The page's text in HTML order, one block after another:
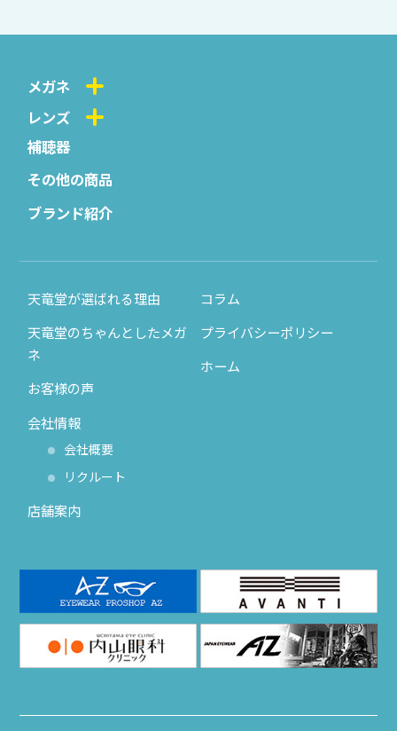
メガネ
レンズ
補聴器
その他の商品
ブランド紹介
天竜堂が選ばれる理由
天竜堂のちゃんとしたメガ
ネ
お客様の声
会社情報
会社概要
リクルート
店舗案内
コラム
プライバシーポリシー
ホーム